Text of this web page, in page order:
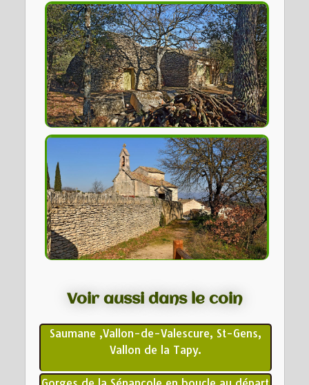
Voir aussi dans le coin
Saumane ,Vallon-de-Valescure, St-Gens,
Vallon de la Tapy.